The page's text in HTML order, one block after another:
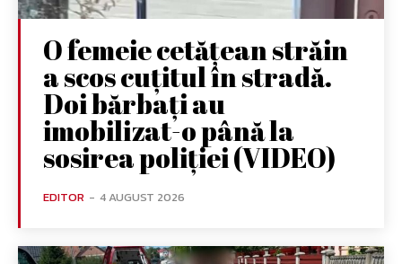
O femeie cetățean străin
a scos cuțitul în stradă.
Doi bărbați au
imobilizat-o până la
sosirea poliției (VIDEO)
EDITOR - 4 AUGUST 2026